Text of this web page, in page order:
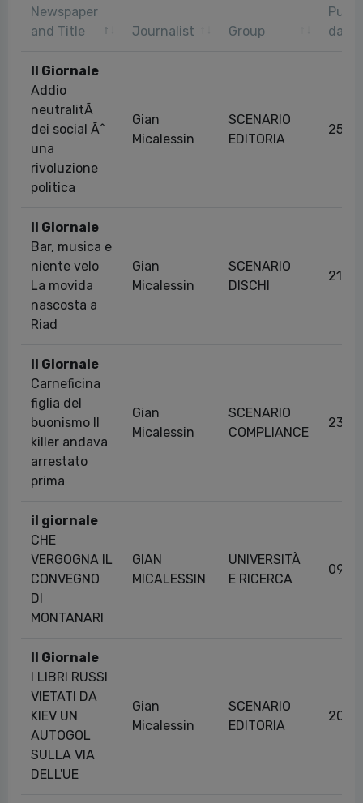
Newspaper
and Title
Journalist Group
date
Il Giornale
Addio
neutralitÃ
dei social Ãˆ
una
rivoluzione
politica
Gian
Micalessin
SCENARIO
EDITORIA
25/
Il Giornale
Bar, musica e
niente velo
La movida
nascosta a
Riad
Gian
Micalessin
SCENARIO
DISCHI
21/
Il Giornale
Carneficina
figlia del
buonismo Il
killer andava
arrestato
prima
Gian
Micalessin
SCENARIO
COMPLIANCE
23/
il giornale
CHE
VERGOGNA IL
CONVEGNO
DI
MONTANARI
GIAN
MICALESSIN
UNIVERSITÀ
E RICERCA
09/
Il Giornale
I LIBRI RUSSI
VIETATI DA
KIEV UN
AUTOGOL
SULLA VIA
DELL'UE
Gian
Micalessin
SCENARIO
EDITORIA
20/